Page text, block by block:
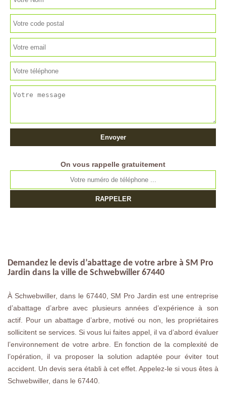
On vous rappelle gratuitement
Demandez le devis d’abattage de votre arbre à SM Pro
Jardin dans la ville de Schwebwiller 67440
À Schwebwiller, dans le 67440, SM Pro Jardin est une entreprise
d’abattage d’arbre avec plusieurs années d’expérience à son
actif. Pour un abattage d’arbre, motivé ou non, les propriétaires
sollicitent se services. Si vous lui faites appel, il va d’abord évaluer
l’environnement de votre arbre. En fonction de la complexité de
l’opération, il va proposer la solution adaptée pour éviter tout
accident. Un devis sera établi à cet effet. Appelez-le si vous êtes à
Schwebwiller, dans le 67440.